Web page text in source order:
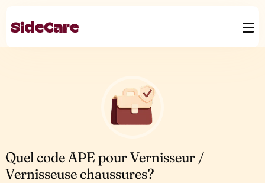
Quel code APE pour Vernisseur /
Vernisseuse chaussures?